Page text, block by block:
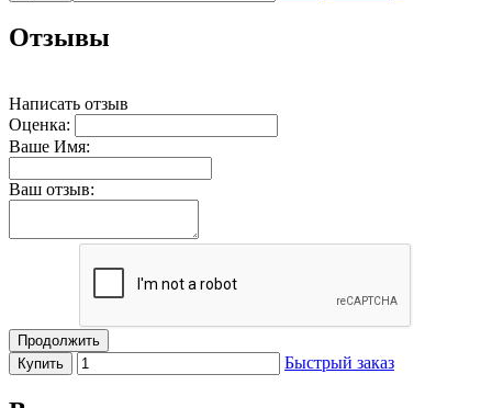
Отзывы
Написать отзыв
Оценка:
Ваше Имя:
Ваш отзыв:
Продолжить
Купить
Быстрый заказ